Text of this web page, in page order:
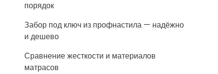
порядок
Забор под ключ из профнастила — надёжно
и дешево
Сравнение жесткости и материалов
матрасов